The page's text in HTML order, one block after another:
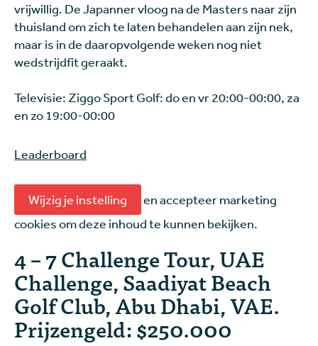
vrijwillig. De Japanner vloog na de Masters naar zijn
thuisland om zich te laten behandelen aan zijn nek,
maar is in de daaropvolgende weken nog niet
wedstrijdfit geraakt.
Televisie: Ziggo Sport Golf: do en vr 20:00-00:00, za
en zo 19:00-00:00
Leaderboard
Wijzig je instelling
en accepteer marketing
cookies om deze inhoud te kunnen bekijken.
4 – 7 Challenge Tour, UAE
Challenge, Saadiyat Beach
Golf Club, Abu Dhabi, VAE.
Prijzengeld: $250.000